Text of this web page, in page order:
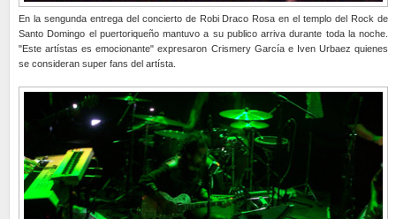
En la sengunda entrega del concierto de Robi Draco Rosa en el templo del Rock de
Santo Domingo el puertoriqueño mantuvo a su publico arriva durante toda la noche.
"Este artístas es emocionante" expresaron Crismery García e Iven Urbaez quienes
se consideran super fans del artísta.